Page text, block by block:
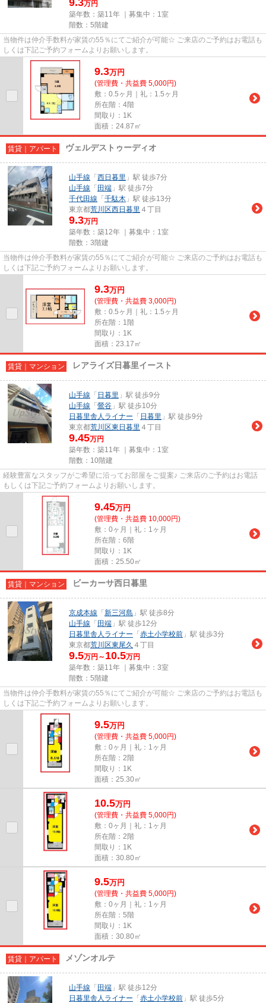
万円
築年数：築11年 ｜募集中： 1室
階数：5階建
当物件は仲介手数料が家賃の55％にてご紹介が可能☆ ご来店のご予約はお電話も
しくは下記ご予約フォームよりお願いします。
9.3万円
(管理費・共益費 5,000円)
敷：0.5ヶ月｜礼：1.5ヶ月
所在階：4階
間取り：1K
面積：24.87㎡
賃貸｜アパート ヴェルデストゥーディオ
山手線 「 西日暮里 」駅 徒歩7分
山手線 「 田端 」駅 徒歩7分
千代田線 「 千駄木 」駅 徒歩13分
東京都荒川区西日暮里 ４丁目
9.3万円
築年数：築12年 ｜募集中： 1室
階数：3階建
当物件は仲介手数料が家賃の55％にてご紹介が可能☆ ご来店のご予約はお電話も
しくは下記ご予約フォームよりお願いします。
9.3万円
(管理費・共益費 3,000円)
敷：0.5ヶ月｜礼：1.5ヶ月
所在階：1階
間取り：1K
面積：23.17㎡
賃貸｜マンション レアライズ日暮里イースト
山手線 「 日暮里 」駅 徒歩9分
山手線 「 鶯谷 」駅 徒歩10分
日暮里舎人ライナー 「 日暮里 」駅 徒歩9分
東京都荒川区東日暮里 ４丁目
9.45万円
築年数：築11年 ｜募集中： 1室
階数：10階建
経験豊富なスタッフがご希望に沿ってお部屋をご提案♪ ご来店のご予約はお電話
もしくは下記ご予約フォームよりお願いします。
9.45万円
(管理費・共益費 10,000円)
敷：0ヶ月｜礼：1ヶ月
所在階：6階
間取り：1K
面積：25.50㎡
賃貸｜マンション ビーカーサ西日暮里
京成本線 「 新三河島 」駅 徒歩8分
山手線 「 田端 」駅 徒歩12分
日暮里舎人ライナー 「 赤土小学校前 」駅 徒歩3分
東京都荒川区東尾久 ４丁目
9.5万円～ 10.5万円
築年数：築11年 ｜募集中： 3室
階数：5階建
当物件は仲介手数料が家賃の55％にてご紹介が可能☆ ご来店のご予約はお電話も
しくは下記ご予約フォームよりお願いします。
9.5万円
(管理費・共益費 5,000円)
敷：0ヶ月｜礼：1ヶ月
所在階：2階
間取り：1K
面積：25.30㎡
10.5万円
(管理費・共益費 5,000円)
敷：0ヶ月｜礼：1ヶ月
所在階：2階
間取り：1K
面積：30.80㎡
9.5万円
(管理費・共益費 5,000円)
敷：0ヶ月｜礼：1ヶ月
所在階：5階
間取り：1K
面積：30.80㎡
賃貸｜アパート メゾンオルテ
山手線 「 田端 」駅 徒歩12分
日暮里舎人ライナー 「 赤土小学校前 」駅 徒歩5分